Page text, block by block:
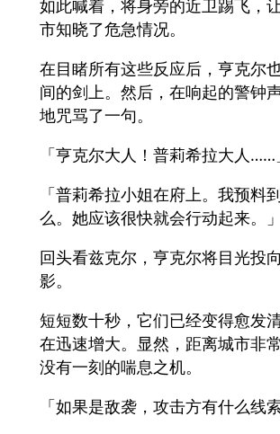
如此喊着，将身旁的近卫踢飞，
市知晓了危急情况。
在目睹所有这些反应后，亨克尔
间的剑上。然后，在响起的警钟
地咒骂了一句。
「亨克尔大人！普莉希拉大人……
「普莉希拉小姐在府上。我预料
么。她应该很快就会行动起来。」
回头看兹克尔，亨克尔将目光投
影。
短短数十秒，它们已经变得愈发
在迅速增大。显然，距离城市非
没有一刻的喘息之机。
「如果是敌袭，攻击方有什么线